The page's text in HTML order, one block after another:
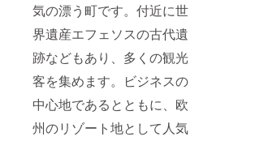
気の漂う町です。付近に世
界遺産エフェソスの古代遺
跡などもあり、多くの観光
客を集めます。ビジネスの
中心地であるとともに、欧
州のリゾート地として人気